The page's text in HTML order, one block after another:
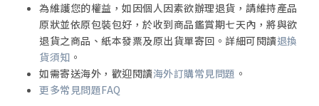
神就是榮耀！神在末後世代加速榮耀彰顯！《敞開的天門》
從個人靈命、家庭家族，到城市國家的建造，為職場弟兄姊
妹勾畫出激勵人心的異象與使命藍圖！這是一條「得救──
得勝──得榮耀」的天路，帶領我們預備承載神榮耀的居
所，進入「心門──家門──眾城門」的旅程。
願每位讀者在安靜禱告中被同樣的聖靈感動。這不是偶然的
為維護您的權益，如因個人因素欲辦理退貨，請維持產品
原狀並依原包裝包好，於收到商品鑑賞期七天內，將與欲
退貨之商品、紙本發票及原出貨單寄回。詳細可閱讀退換
貨須知 。
如需寄送海外，歡迎閱讀海外訂購常見問題 。
更多常見問題FAQ